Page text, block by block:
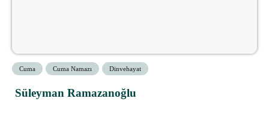
Cuma Cuma Namazı Dinvehayat
Süleyman Ramazanoğlu